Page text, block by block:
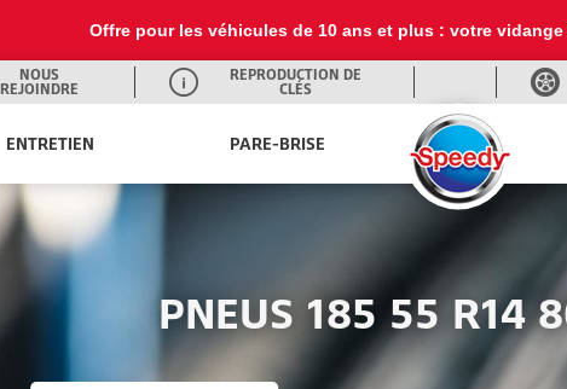
Offre pour les véhicules de 10 ans et plus : votre vidange
NOUS
REJOINDRE
REPRODUCTION DE
CLÉS
ENTRETIEN PARE-BRISE
PNEUS 185 55 R14